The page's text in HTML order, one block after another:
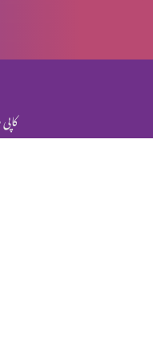
کاپی رائٹ ©